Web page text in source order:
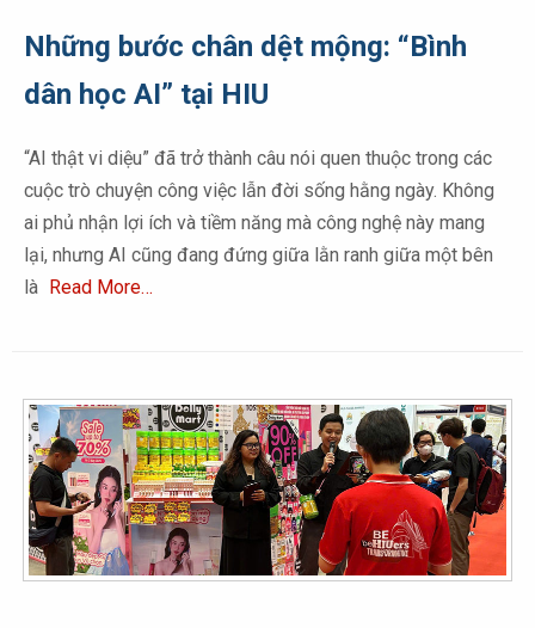
Những bước chân dệt mộng: “Bình
dân học AI” tại HIU
“AI thật vi diệu” đã trở thành câu nói quen thuộc trong các
cuộc trò chuyện công việc lẫn đời sống hằng ngày. Không
ai phủ nhận lợi ích và tiềm năng mà công nghệ này mang
lại, nhưng AI cũng đang đứng giữa lằn ranh giữa một bên
là Read More…